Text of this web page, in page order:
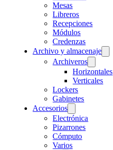
Mesas
Libreros
Recepciones
Módulos
Credenzas
Archivo y almacenaje
Archiveros
Horizontales
Verticales
Lockers
Gabinetes
Accesorios
Electrónica
Pizarrones
Cómputo
Varios